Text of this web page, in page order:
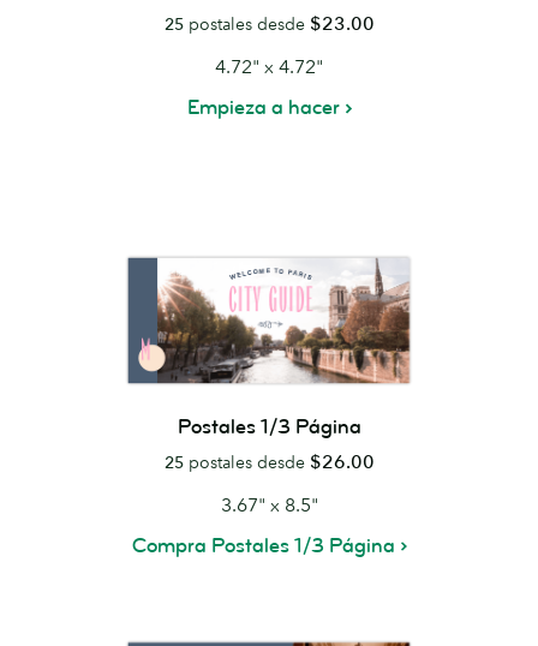
25postales desde $23.00
4.72" x 4.72"
Empieza a hacer
Postales 1/3 Página
25postales desde $26.00
3.67" x 8.5"
Compra Postales 1/3 Página